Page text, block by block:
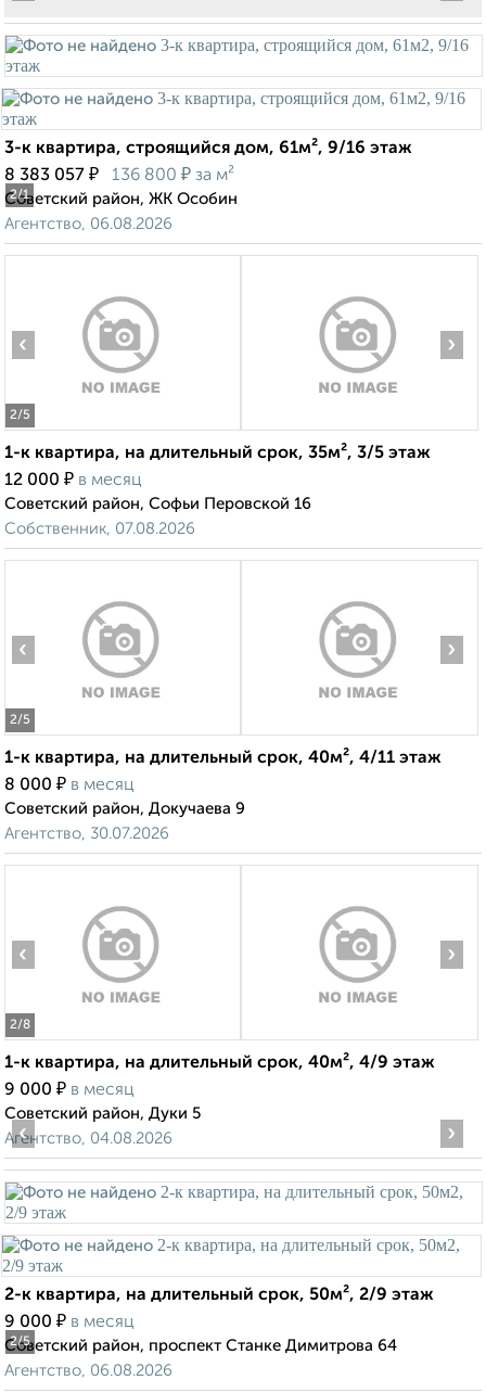
2/1
3-к квартира, строящийся дом, 61м², 9/16 этаж
8 383 057 ₽ 136 800 ₽ за м²
Советский район, ЖК Особин
Агентство, 06.08.2026
2/5
‹ ›
1-к квартира, на длительный срок, 35м², 3/5 этаж
12 000 ₽ в месяц
Советский район, Софьи Перовской 16
Собственник, 07.08.2026
2/5
‹ ›
1-к квартира, на длительный срок, 40м², 4/11 этаж
8 000 ₽ в месяц
Советский район, Докучаева 9
Агентство, 30.07.2026
2/8
‹ ›
1-к квартира, на длительный срок, 40м², 4/9 этаж
9 000 ₽ в месяц
Советский район, Дуки 5
Агентство, 04.08.2026
2/5
‹ ›
2-к квартира, на длительный срок, 50м², 2/9 этаж
9 000 ₽ в месяц
Советский район, проспект Станке Димитрова 64
Агентство, 06.08.2026